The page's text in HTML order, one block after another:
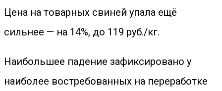
Цена на товарных свиней упала ещё
сильнее — на 14%, до 119 руб./кг.
Наибольшее падение зафиксировано у
наиболее востребованных на переработке